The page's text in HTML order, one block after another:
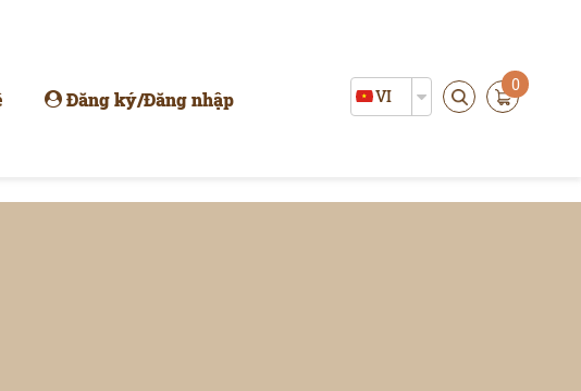
Đăng ký/Đăng nhập VI
0